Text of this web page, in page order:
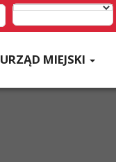
URZĄD MIEJSKI